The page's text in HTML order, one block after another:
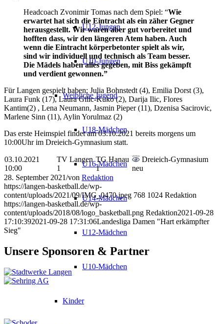
U12-Jungen
U10-Jungen
Weibliche Jugend
U18-Mädchen
U16-Mädchen
U14-Mädchen
U12-Mädchen
U10-Mädchen
Kinder
Headcoach Zvonimir Tomas nach dem Spiel: “Wie
erwartet hat sich die Eintracht als ein zäher Gegner
herausgestellt. Wir waren aber gut vorbereitet und
hofften dass, wir den längeren Atem haben. Auch
wenn die Eintracht körperbetonter spielt als wir,
sind wir individuell und technisch als Team besser.
Die Mädels haben alles gegeben, mit Biss gekämpft
und verdient gewonnen.”
Für Langen gespielt haben: Julia Bohnstedt (4), Emilia Dorst (3),
Laura Funk (17), Laura Gilic-Kuko (2), Darija Ilic, Flores
Kantim(2) , Lena Neumann, Jasmin Pieper (11), Dzenisa Sacirovic,
Marlene Sinn (11), Aylin Yorulmaz (2)
Das erste Heimspiel findet am 03.10.2021 bereits morgens um
10:00Uhr im Dreieich-Gymnasium statt.
03.10.2021
10:00
TV Langen
1
TG Hanau
1
Dreieich-Gymnasium
neu
28. September 2021/von Redaktion
https://langen-basketball.de/wp-
content/uploads/2021/09/IMG_0470.jpeg 768 1024 Redaktion
https://langen-basketball.de/wp-
content/uploads/2018/08/logo_basketball.png Redaktion2021-09-28
17:10:392021-09-28 17:31:06Landesliga Damen "Hart erkämpfter
Sieg"
Unsere Sponsoren & Partner